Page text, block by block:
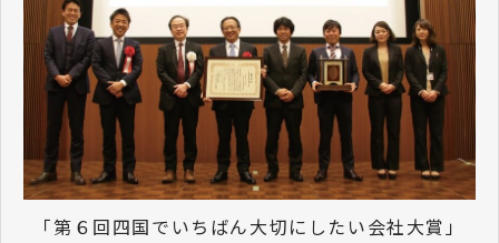
「第６回四国でいちばん大切にしたい会社大賞」